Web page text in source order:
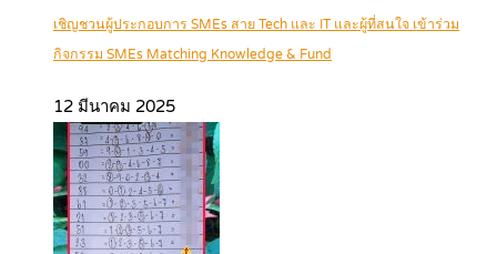
เชิญชวนผู้ประกอบการ SMEs สาย Tech และ IT และผู้ที่สนใจ เข้าร่วม
กิจกรรม SMEs Matching Knowledge & Fund
12 มีนาคม 2025